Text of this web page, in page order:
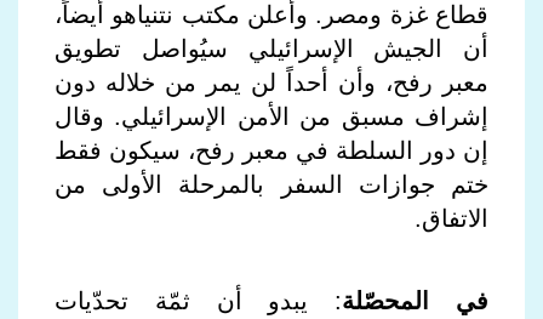
قطاع غزة ومصر. وأعلن مكتب نتنياهو أيضاً،
أن الجيش الإسرائيلي سيُواصل تطويق
معبر رفح، وأن أحداً لن يمر من خلاله دون
إشراف مسبق من الأمن الإسرائيلي. وقال
إن دور السلطة في معبر رفح، سيكون فقط
ختم جوازات السفر بالمرحلة الأولى من
الاتفاق.
في المحصّلة: يبدو أن ثمّة تحدّيات